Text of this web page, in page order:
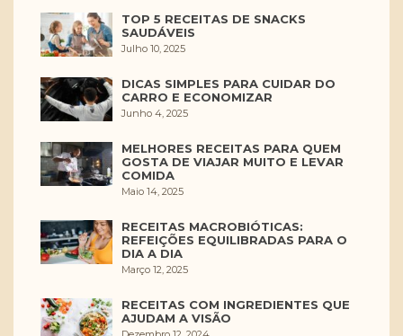
TOP 5 RECEITAS DE SNACKS
SAUDÁVEIS
Julho 10, 2025
DICAS SIMPLES PARA CUIDAR DO
CARRO E ECONOMIZAR
Junho 4, 2025
MELHORES RECEITAS PARA QUEM
GOSTA DE VIAJAR MUITO E LEVAR
COMIDA
Maio 14, 2025
RECEITAS MACROBIÓTICAS:
REFEIÇÕES EQUILIBRADAS PARA O
DIA A DIA
Março 12, 2025
RECEITAS COM INGREDIENTES QUE
AJUDAM A VISÃO